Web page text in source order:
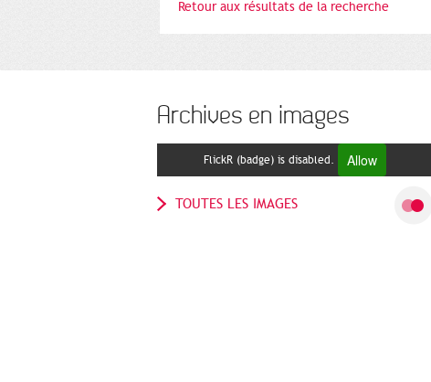
Retour aux résultats de la recherche
Archives en images
FlickR (badge) is disabled. Allow
TOUTES LES IMAGES